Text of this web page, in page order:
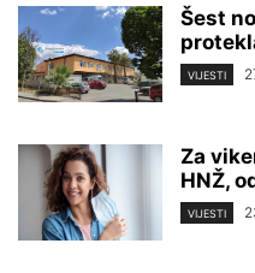
Šest
VIJESTI
Za
HNŽ,
VIJESTI